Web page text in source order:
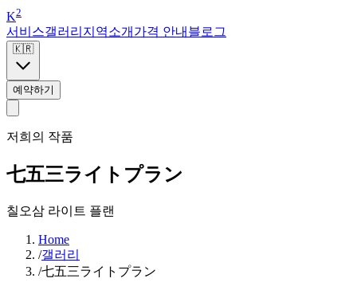
K2
서비스갤러리 지역소개 가격 안내 블로그
🇰🇷
예약하기
저희의 작품
七五三ライトプラン
칠오삼 라이트 플랜
Home
/갤러리
/七五三ライトプラン